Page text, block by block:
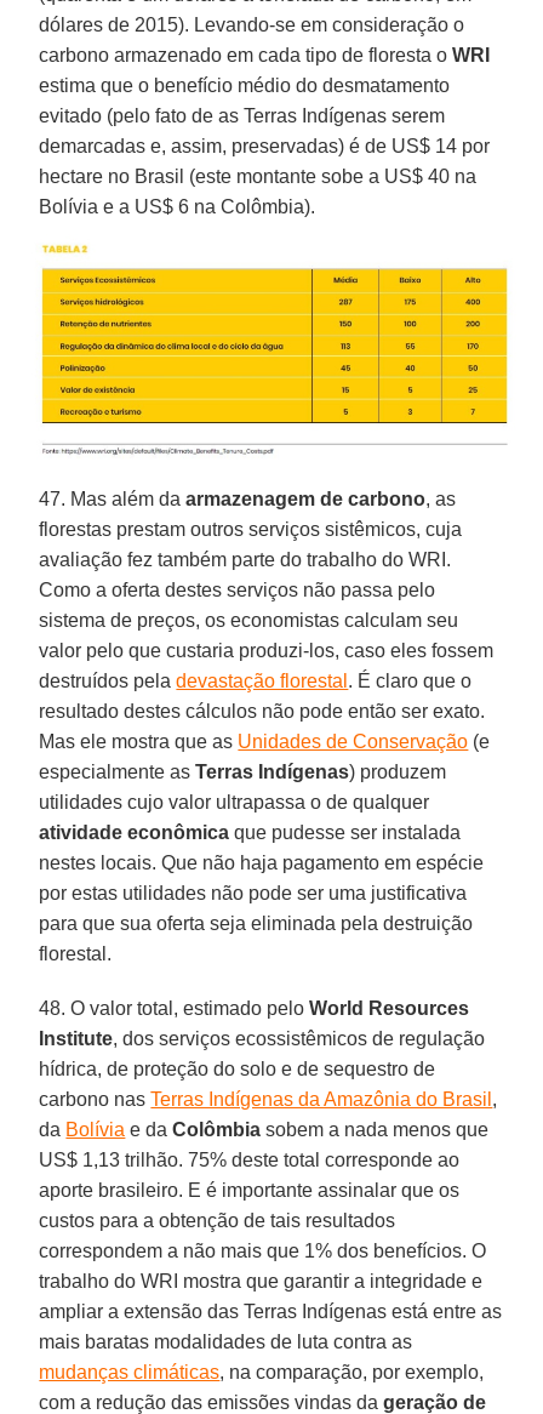
dólares de 2015). Levando-se em consideração o
carbono armazenado em cada tipo de floresta oWRI
estima que o benefício médio do desmatamento
evitado (pelo fato de as Terras Indígenas serem
demarcadas e, assim, preservadas) é de US$ 14 por
hectare no Brasil (este montante sobe a US$ 40 na
Bolívia e a US$ 6 na Colômbia).
47. Mas além daarmazenagem de carbono, as
florestas prestam outros serviços sistêmicos, cuja
avaliação fez também parte do trabalho do WRI.
Como a oferta destes serviços não passa pelo
sistema de preços, os economistas calculam seu
valor pelo que custaria produzi-los, caso eles fossem
destruídos peladevastação florestal . É claro que o
resultado destes cálculos não pode então ser exato.
Mas ele mostra que as Unidades de Conservação (e
especialmente asTerras Indígenas) produzem
utilidades cujo valor ultrapassa o de qualquer
atividade econômica que pudesse ser instalada
nestes locais. Que não haja pagamento em espécie
por estas utilidades não pode ser uma justificativa
para que sua oferta seja eliminada pela destruição
florestal.
48. O valor total, estimado peloWorld Resources
Institute, dos serviços ecossistêmicos de regulação
hídrica, de proteção do solo e de sequestro de
carbono nasTerras Indígenas da Amazônia do Brasil ,
da Bolívia e daColômbia sobem a nada menos que
US$ 1,13 trilhão. 75% deste total corresponde ao
aporte brasileiro. E é importante assinalar que os
custos para a obtenção de tais resultados
correspondem a não mais que 1% dos benefícios. O
trabalho do WRI mostra que garantir a integridade e
ampliar a extensão das Terras Indígenas está entre as
mais baratas modalidades de luta contra as
mudanças climáticas, na comparação, por exemplo,
com a redução das emissões vindas dageração de